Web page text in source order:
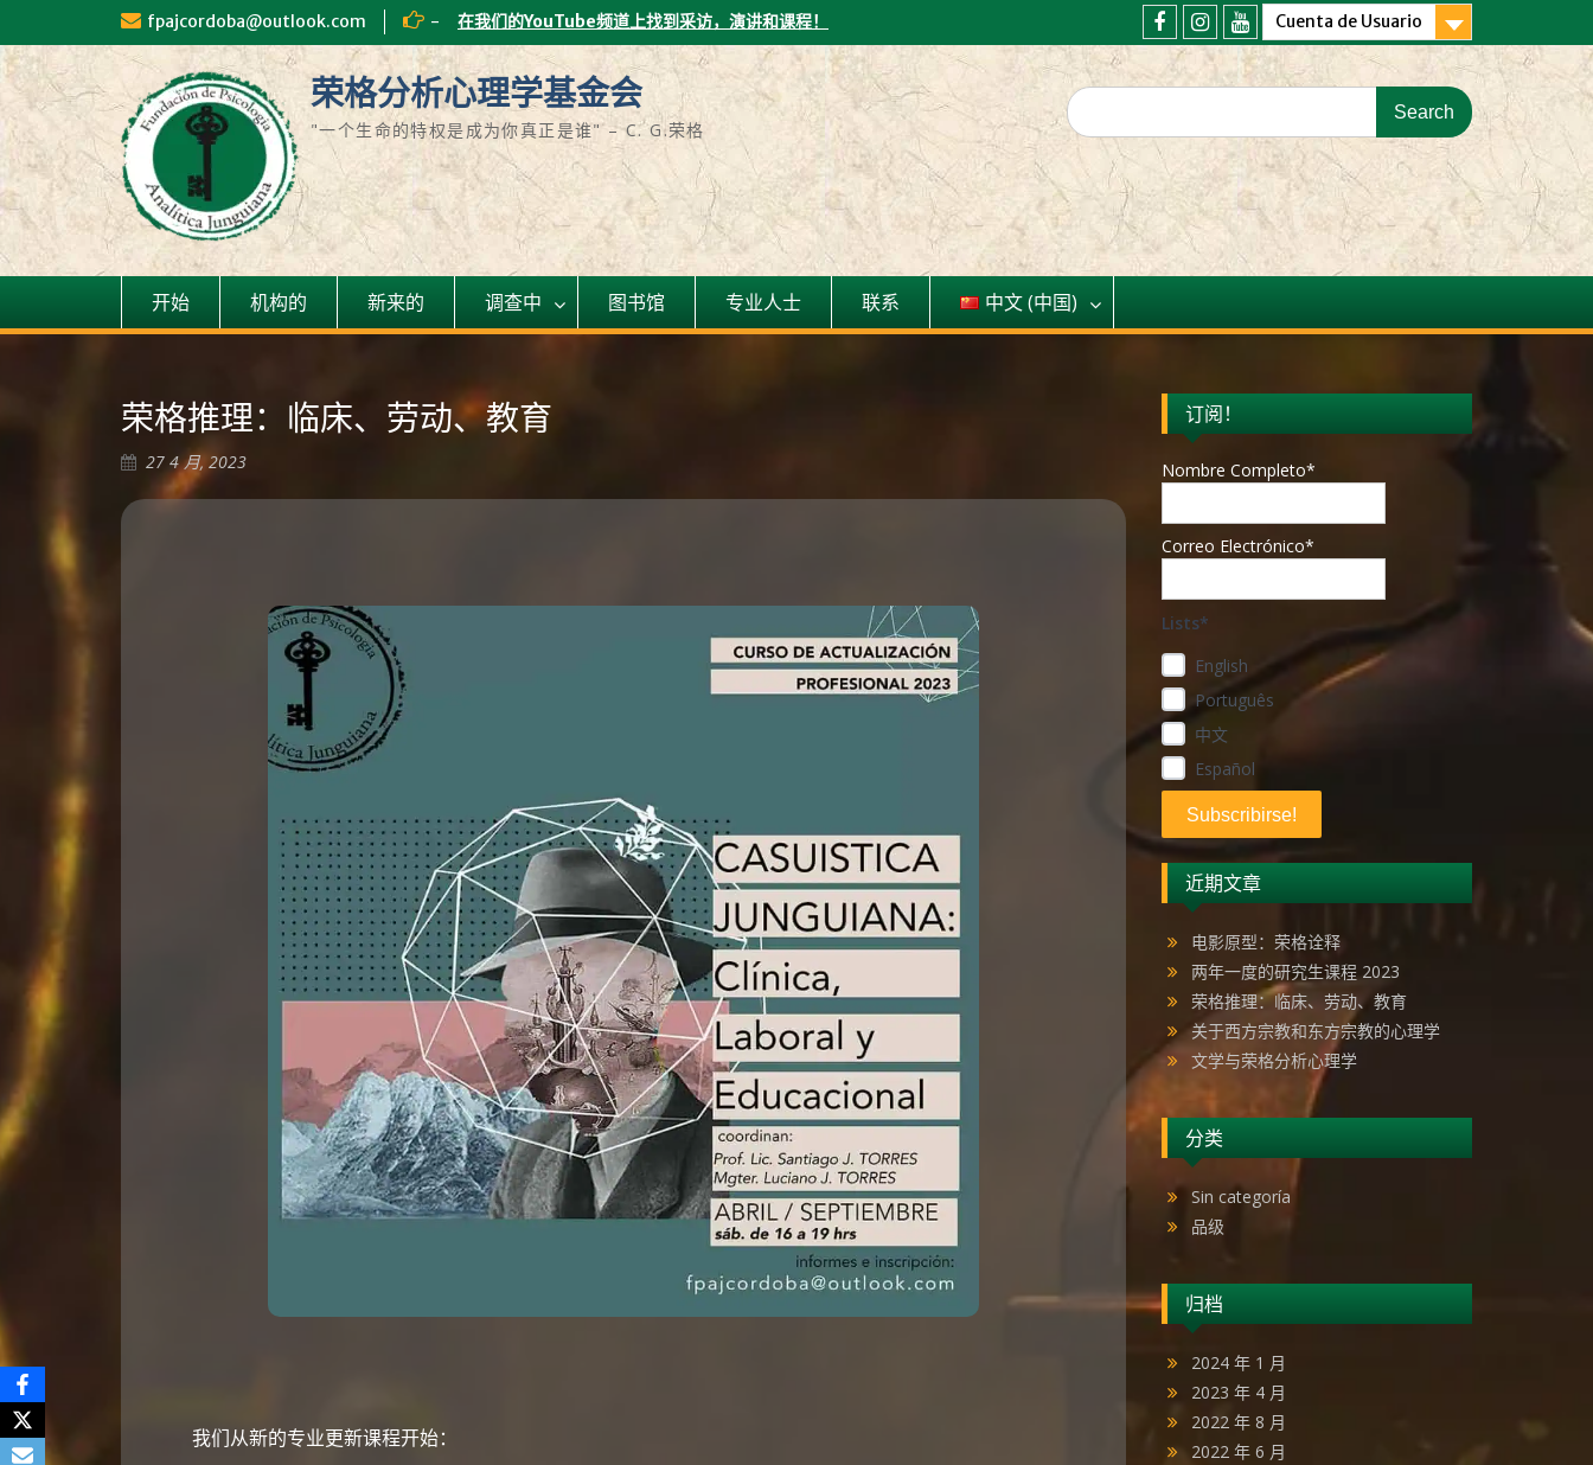
fpajcordoba@outlook.com - 在我们的YouTube频道上找到采访，演讲和课程！ Cuenta de Usuario
荣格分析心理学基金会
"一个生命的特权是成为你真正是谁" – C. G.荣格
开始 机构的 新来的 调查中 图书馆 专业人士 联系 中文 (中国)
荣格推理：临床、劳动、教育
27 4 月, 2023
我们从新的专业更新课程开始：
订阅！
Nombre Completo*
Correo Electrónico*
Lists*
English
Português
中文
Español
近期文章
电影原型：荣格诠释
两年一度的研究生课程 2023
荣格推理：临床、劳动、教育
关于西方宗教和东方宗教的心理学
文学与荣格分析心理学
分类
Sin categoría
品级
归档
2024 年 1 月
2023 年 4 月
2022 年 8 月
2022 年 6 月